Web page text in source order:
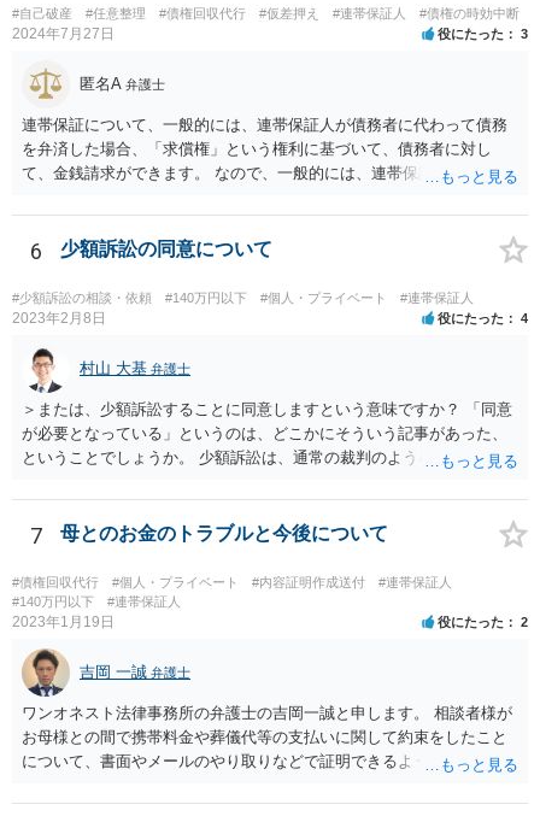
#自己破産 #任意整理 #債権回収代行 #仮差押え #連帯保証人 #債権の時効中断
2024年7月27日 役にたった 3
匿名A 弁護士
連帯保証について、一般的には、連帯保証人が債務者に代わって債務
を弁済した場合、「求償権」という権利に基づいて、債務者に対し
て、金銭請求ができます。 なので、一般的には、連帯保証人が代わり
者が連帯債務者に支払わなければならない、ということになります。
ご質問の構成の違いを確認されたい意図は分かりかねますが、結論と
しては、一般的には「求償権」に基づいて上記のような処理になるか
と思います。
6 少額訴訟の同意について
#少額訴訟の相談・依頼 #140万円以下 #個人・プライベート #連帯保証人
2023年2月8日 役にたった 4
村山 大基 弁護士
＞または、少額訴訟することに同意しますという意味ですか？ 「同意
が必要となっている」というのは、どこかにそういう記事があった、
ということでしょうか。 少額訴訟は、通常の裁判のようなきちんとし
思います（多分）。 実際の流れとしては、少額訴訟では嫌だ、と被告
が考えた場合、 通常の訴訟でやってほしい、と裁判所に対して書類を
7 母とのお金のトラブルと今後について
#債権回収代行 #個人・プライベート #内容証明作成送付
#連帯保証人
#140万円以下
#連帯保証人
2023年1月19日 役にたった 2
吉岡 一誠 弁護士
ワンオネスト法律事務所の弁護士の吉岡一誠と申します。 相談者様が
お母様との間で携帯料金や葬儀代等の支払いに関して約束をしたこと
について、書面やメールのやり取りなどで証明できるようであれば、
の資力が乏しいとなると、判決が下りても実際に回収することができ